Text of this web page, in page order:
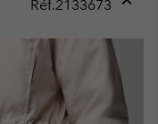
Réf.2133673